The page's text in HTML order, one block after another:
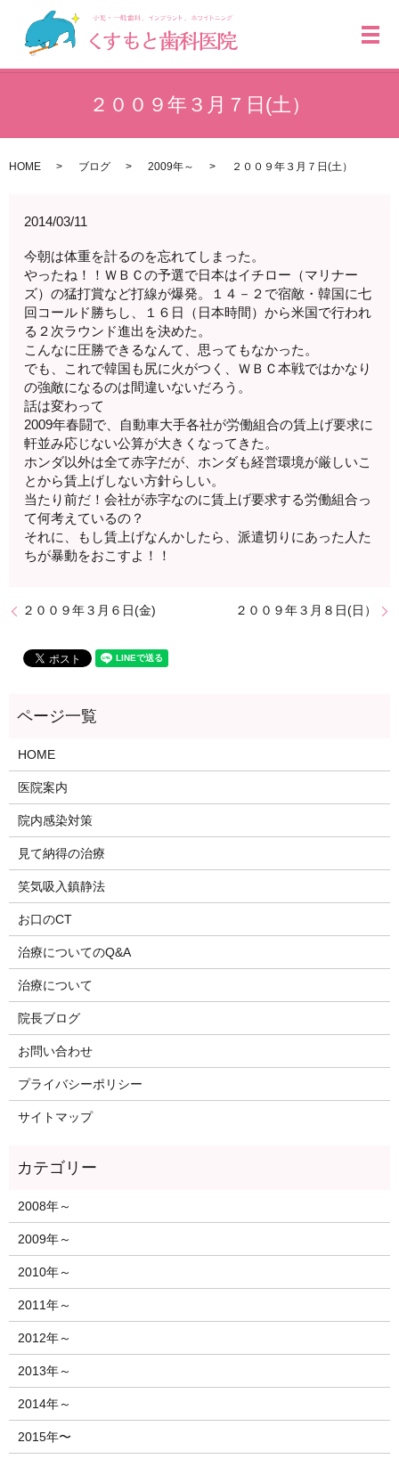
メ
２００９年３月７日(土）
HOME ブログ 2009年～ ２００９年３月７日(土）
2014/03/11
今朝は体重を計るのを忘れてしまった。
やったね！！ＷＢＣの予選で日本はイチロー（マリナー
ズ）の猛打賞など打線が爆発。１４－２で宿敵・韓国に七
回コールド勝ちし、１６日（日本時間）から米国で行われ
る２次ラウンド進出を決めた。
こんなに圧勝できるなんて、思ってもなかった。
でも、これで韓国も尻に火がつく、ＷＢＣ本戦ではかなり
の強敵になるのは間違いないだろう。
話は変わって
2009年春闘で、自動車大手各社が労働組合の賃上げ要求に
軒並み応じない公算が大きくなってきた。
ホンダ以外は全て赤字だが、ホンダも経営環境が厳しいこ
とから賃上げしない方針らしい。
当たり前だ！会社が赤字なのに賃上げ要求する労働組合っ
て何考えているの？
それに、もし賃上げなんかしたら、派遣切りにあった人た
ちが暴動をおこすよ！！
２００９年３月６日(金) ２００９年３月８日(日）
HOME
医院案内
院内感染対策
見て納得の治療
笑気吸入鎮静法
お口のCT
治療についてのQ&A
治療について
院長ブログ
お問い合わせ
プライバシーポリシー
サイトマップ
2008年～
2009年～
2010年～
2011年～
2012年～
2013年～
2014年～
2015年〜